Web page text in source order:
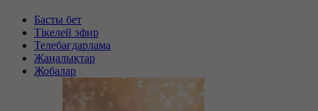
Басты бет
Тікелей эфир
Телебағдарлама
Жаңалықтар
Жобалар